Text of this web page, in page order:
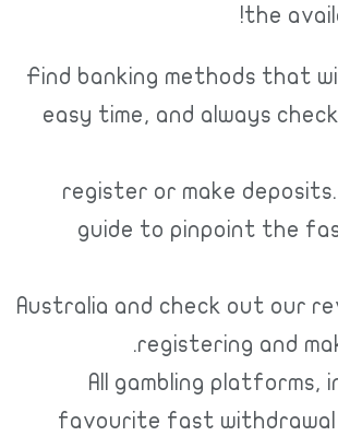
Find banking methods
easy time, and
register or make
guide to pinpoint
Australia and check out
registering
All gambling
favourite fast